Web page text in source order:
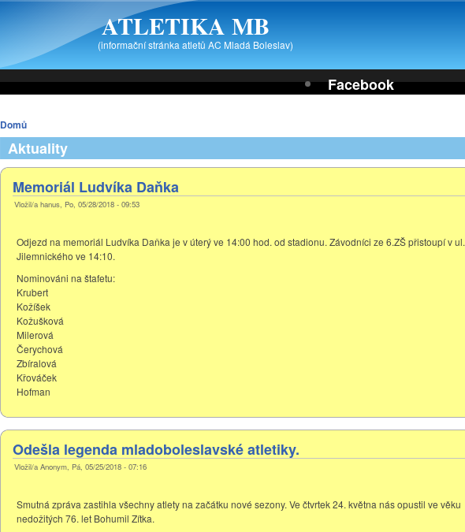
ATLETIKA MB
(informační stránka atletů AC Mladá Boleslav)
Facebook
Domů
Aktuality
Memoriál Ludvíka Daňka
Vložil/a hanus, Po, 05/28/2018 - 09:53
Odjezd na memoriál Ludvíka Daňka je v úterý ve 14:00 hod. od stadionu. Závodníci ze 6.ZŠ přistoupí v ul.
Jilemnického ve 14:10.
Nominováni na štafetu:
Krubert
Kožíšek
Kožušková
Milerová
Čerychová
Zbíralová
Křováček
Hofman
Odešla legenda mladoboleslavské atletiky.
Vložil/a Anonym, Pá, 05/25/2018 - 07:16
Smutná zpráva zastihla všechny atlety na začátku nové sezony. Ve čtvrtek 24. května nás opustil ve věku
nedožitých 76. let Bohumil Zítka.